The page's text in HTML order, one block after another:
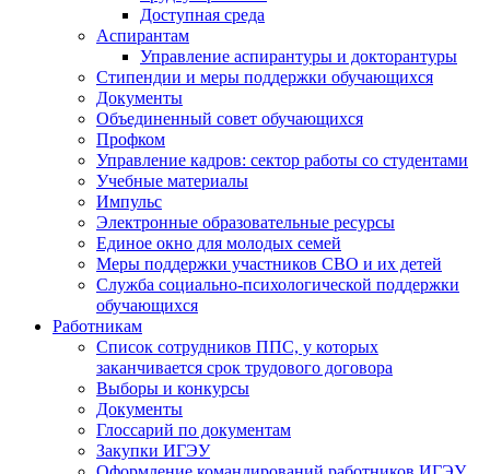
Доступная среда
Аспирантам
Управление аспирантуры и докторантуры
Стипендии и меры поддержки обучающихся
Документы
Объединенный совет обучающихся
Профком
Управление кадров: сектор работы со студентами
Учебные материалы
Импульс
Электронные образовательные ресурсы
Единое окно для молодых семей
Меры поддержки участников СВО и их детей
Служба социально-психологической поддержки
обучающихся
Работникам
Список сотрудников ППС, у которых
заканчивается срок трудового договора
Выборы и конкурсы
Документы
Глоссарий по документам
Закупки ИГЭУ